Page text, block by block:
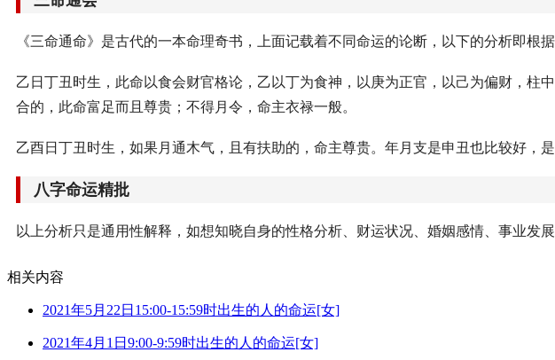
《三命通命》是古代的一本命理奇书，上面记载着不同命运的论断，以下的分析即根
乙日丁丑时生，此命以食会财官格论，乙以丁为食神，以庚为正官，以己为偏财，
合的，此命富足而且尊贵；不得月令，命主衣禄一般。
乙酉日丁丑时生，如果月通木气，且有扶助的，命主尊贵。年月支是申丑也比较好，是
八字命运精批
以上分析只是通用性解释，如想知晓自身的性格分析、财运状况、婚姻感情、事业发
相关内容
2021年5月22日15:00-15:59时出生的人的命运[女]
2021年4月1日9:00-9:59时出生的人的命运[女]